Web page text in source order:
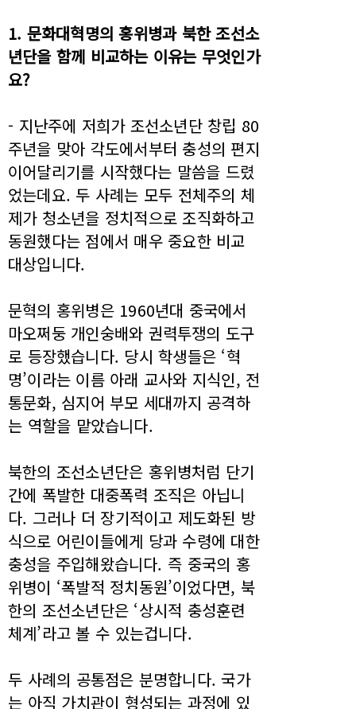
1. 문화대혁명의 홍위병과 북한 조선소
년단을 함께 비교하는 이유는 무엇인가
요?
- 지난주에 저희가 조선소년단 창립 80
주년을 맞아 각도에서부터 충성의 편지
이어달리기를 시작했다는 말씀을 드렸
었는데요. 두 사례는 모두 전체주의 체
제가 청소년을 정치적으로 조직화하고
동원했다는 점에서 매우 중요한 비교
대상입니다.
문혁의 홍위병은 1960년대 중국에서
마오쩌둥 개인숭배와 권력투쟁의 도구
로 등장했습니다. 당시 학생들은 ‘혁
명’이라는 이름 아래 교사와 지식인, 전
통문화, 심지어 부모 세대까지 공격하
는 역할을 맡았습니다.
북한의 조선소년단은 홍위병처럼 단기
간에 폭발한 대중폭력 조직은 아닙니
다. 그러나 더 장기적이고 제도화된 방
식으로 어린이들에게 당과 수령에 대한
충성을 주입해왔습니다. 즉 중국의 홍
위병이 ‘폭발적 정치동원’이었다면, 북
한의 조선소년단은 ‘상시적 충성훈련
체계’라고 볼 수 있는겁니다.
두 사례의 공통점은 분명합니다. 국가
는 아직 가치관이 형성되는 과정에 있